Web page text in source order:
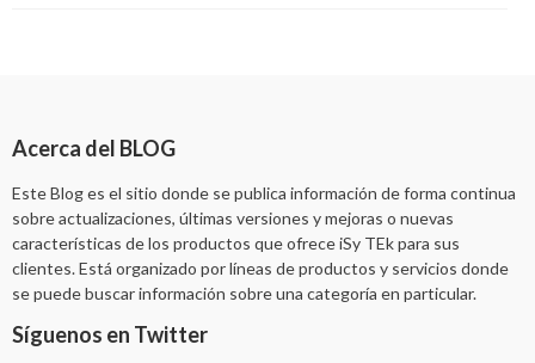
Acerca del BLOG
Este Blog es el sitio donde se publica información de forma continua
sobre actualizaciones, últimas versiones y mejoras o nuevas
características de los productos que ofrece iSy TEk para sus
clientes. Está organizado por líneas de productos y servicios donde
se puede buscar información sobre una categoría en particular.
Síguenos en Twitter